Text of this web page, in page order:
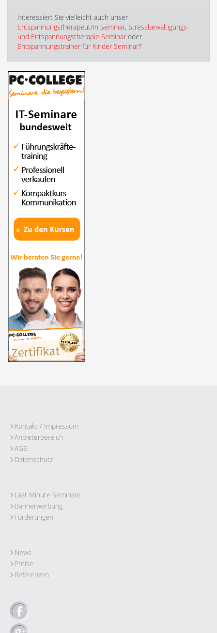
Interessiert Sie vielleicht auch unser
Entspannungstherapeut/in Seminar, Stressbewältigungs-
und Entspannungstherapie Seminar oder
Entspannungstrainer für Kinder Seminar?
Kontakt / Impressum
Anbieterbereich
AGB
Datenschutz
Last Minute Seminare
Bannerwerbung
Förderungen
News
Preise
Referenzen